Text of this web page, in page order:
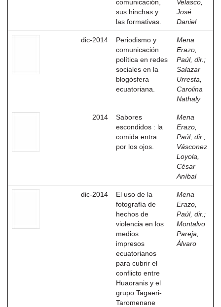
comunicación,
sus hinchas y
las formativas.
Velasco,
José
Daniel
dic-2014
Periodismo y
comunicación
política en redes
sociales en la
blogósfera
ecuatoriana.
Mena
Erazo,
Paúl, dir. ;
Salazar
Urresta,
Carolina
Nathaly
2014
Sabores
escondidos : la
comida entra
por los ojos.
Mena
Erazo,
Paúl, dir. ;
Vásconez
Loyola,
César
Aníbal
dic-2014
El uso de la
fotografía de
hechos de
violencia en los
medios
impresos
ecuatorianos
para cubrir el
conflicto entre
Huaoranis y el
grupo Tagaeri-
Taromenane
Mena
Erazo,
Paúl, dir. ;
Montalvo
Pareja,
Álvaro